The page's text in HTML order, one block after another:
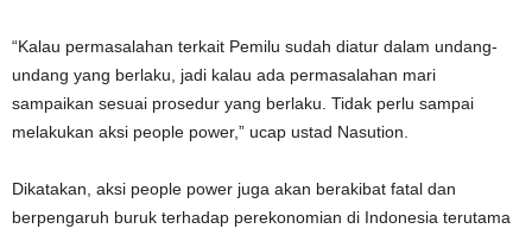
“Kalau permasalahan terkait Pemilu sudah diatur dalam undang-
undang yang berlaku, jadi kalau ada permasalahan mari
sampaikan sesuai prosedur yang berlaku. Tidak perlu sampai
melakukan aksi people power,” ucap ustad Nasution.
Dikatakan, aksi people power juga akan berakibat fatal dan
berpengaruh buruk terhadap perekonomian di Indonesia terutama